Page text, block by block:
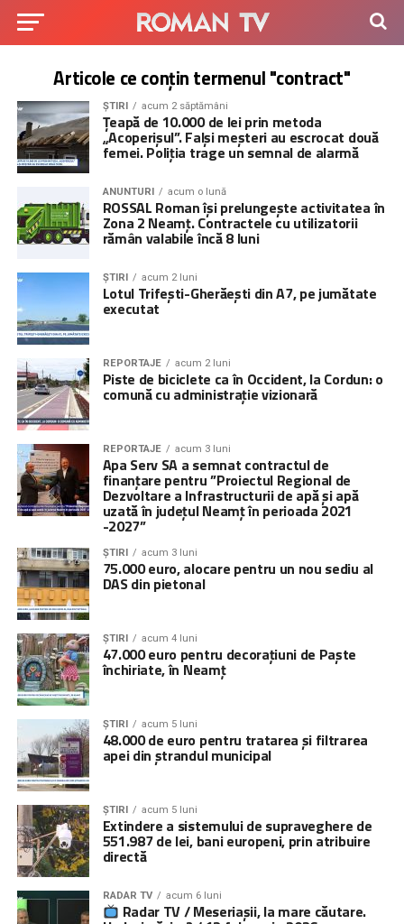
Articole ce conțin termenul "contract"
ȘTIRI acum 2 săptămâni
Țeapă de 10.000 de lei prin metoda
„Acoperișul”. Falși meșteri au escrocat două
femei. Poliția trage un semnal de alarmă
ANUNTURI acum o lună
ROSSAL Roman își prelungește activitatea în
Zona 2 Neamț. Contractele cu utilizatorii
rămân valabile încă 8 luni
ȘTIRI acum 2 luni
Lotul Trifești-Gherăești din A7, pe jumătate
executat
REPORTAJE acum 2 luni
Piste de biciclete ca în Occident, la Cordun: o
comună cu administrație vizionară
REPORTAJE acum 3 luni
Apa Serv SA a semnat contractul de
finanțare pentru ”Proiectul Regional de
Dezvoltare a Infrastructurii de apă şi apă
uzată în judeţul Neamț în perioada 2021
-2027”
ȘTIRI acum 3 luni
75.000 euro, alocare pentru un nou sediu al
DAS din pietonal
ȘTIRI acum 4 luni
47.000 euro pentru decorațiuni de Paște
închiriate, în Neamț
ȘTIRI acum 5 luni
48.000 de euro pentru tratarea și filtrarea
apei din ștrandul municipal
ȘTIRI acum 5 luni
Extindere a sistemului de supraveghere de
551.987 de lei, bani europeni, prin atribuire
directă
RADAR TV acum 6 luni
Radar TV / Meseriașii, la mare căutare.